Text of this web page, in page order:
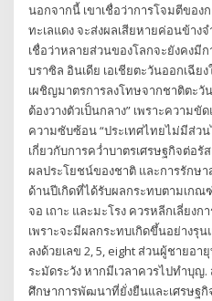
นอกจากนี้ เขาเชื่อว่าการโจมตีขอ
ทะเลแดง จะส่งผลเสียหายค่อนข้าง
เชื่อว่าหลายส่วนของโลกจะยังคงมี
บราซิล อินเดีย เอเชียตะวันออกเฉีย
เผชิญมาตรการลงโทษจากชาติตะวั
ต้องวางตัวเป็นกลาง” เพราะความขั
ความซับซ้อน “ประเทศไทยไม่มีส่วน
เกี่ยวกับการคว่ำบาตรเศรษฐกิจต่อรั
ผลประโยชน์ของชาติ และการรัก
ด้านปีเกิดที่ได้รับผลกระทบตามเกณ
จอ เถาะ และมะโรง ควรหลีกเลี่ยง
เพราะจะมีผลกระทบเกิดขึ้นอย่างรุ
ลงด้วยเลข 2, 5, eight ส่วนผู้ชายอา
ระมัดระวัง หากมีเวลาควรไปทำบุ
ศึกษาการพัฒนาที่ยั่งยืนและเศรษฐ